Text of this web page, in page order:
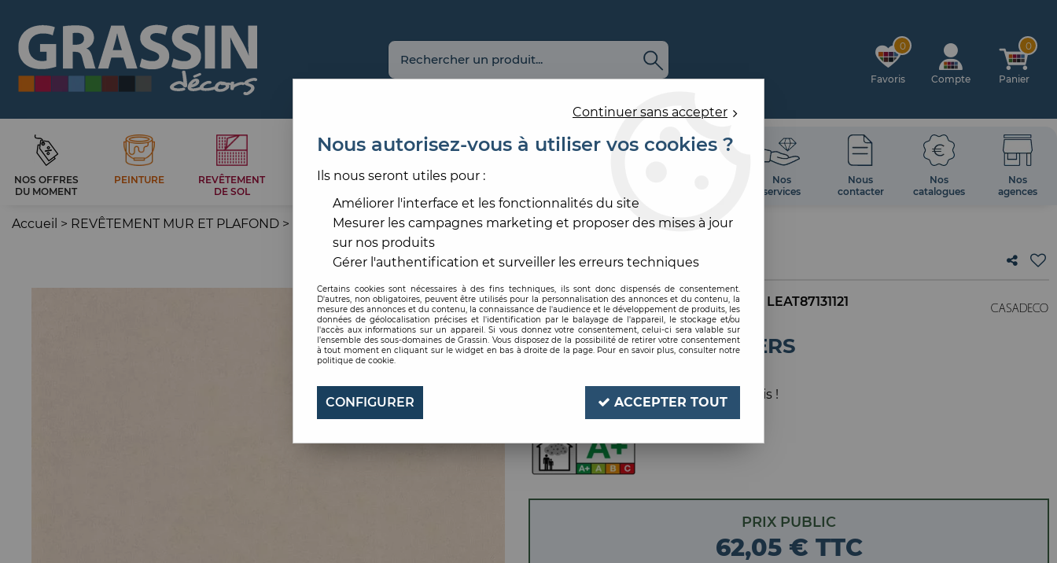
0
Favoris Compte
0
Panier
NOS OFFRES
DU MOMENT
PEINTURE
REVÊTEMENT
DE SOL
CARRELAGE
REVÊTEMENT
OUTILLAGE
Nos
services
Nous
contacter
Nos
catalogues
Nos
agences
Accueil > REVÊTEMENT MUR ET PLAFOND > PAPIER PEINT >PAPIER PEINT DÉCORATIF >PAPIER PEINT LEATHERS
CASADECO
Code produit : 313799 | Réf. interne : LEAT87131121
PAPIER PEINT LEATHERS
Soyez le premier à donner votre avis !
PRIX PUBLIC
62,05 € TTC
Continuer sans accepter
Nous autorisez-vous à utiliser vos cookies ?
Ils nous seront utiles pour :
Améliorer l'interface et les fonctionnalités du site
Mesurer les campagnes marketing et proposer des mises à jour
sur nos produits
Gérer l'authentification et surveiller les erreurs techniques
Certains cookies sont nécessaires à des fins techniques, ils sont donc dispensés de consentement.
D'autres, non obligatoires, peuvent être utilisés pour la personnalisation des annonces et du contenu, la
mesure des annonces et du contenu, la connaissance de l'audience et le développement de produits, les
données de géolocalisation précises et l'identification par le balayage de l'appareil, le stockage et/ou
l'accès aux informations sur un appareil. Si vous donnez votre consentement, celui-ci sera valable sur
l’ensemble des sous-domaines de Grassin. Vous disposez de la possibilité de retirer votre consentement
à tout moment en cliquant sur le widget en bas à droite de la page. Pour en savoir plus, consulter notre
politique de cookie.
CONFIGURER ACCEPTER TOUT